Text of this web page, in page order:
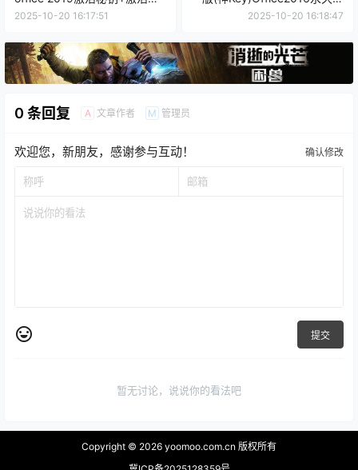
具推荐
2025-10-20 16:17:51
活密钥[2025.10更新]
2025-10-20 16:18:47
0 条回复 A 文章作者 M 管理员
欢迎您，新朋友，感谢参与互动！ 确认修改
提交
暂无讨论，说说你的看法吧
Copyright © 2026 yoomoo.com.cn 版权所有